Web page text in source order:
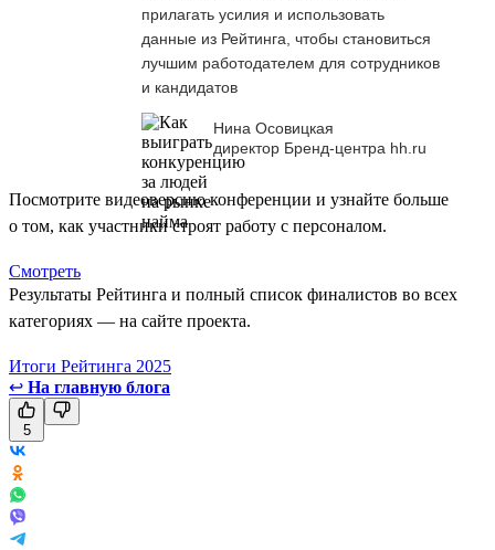
прилагать усилия и использовать
данные из Рейтинга, чтобы становиться
лучшим работодателем для сотрудников
и кандидатов
Нина Осовицкая
директор Бренд-центра hh.ru
Посмотрите видеоверсию конференции и узнайте больше
о том, как участники строят работу с персоналом.
Смотреть
Результаты Рейтинга и полный список финалистов во всех
категориях — на сайте проекта.
Итоги Рейтинга 2025
↩ На главную блога
5